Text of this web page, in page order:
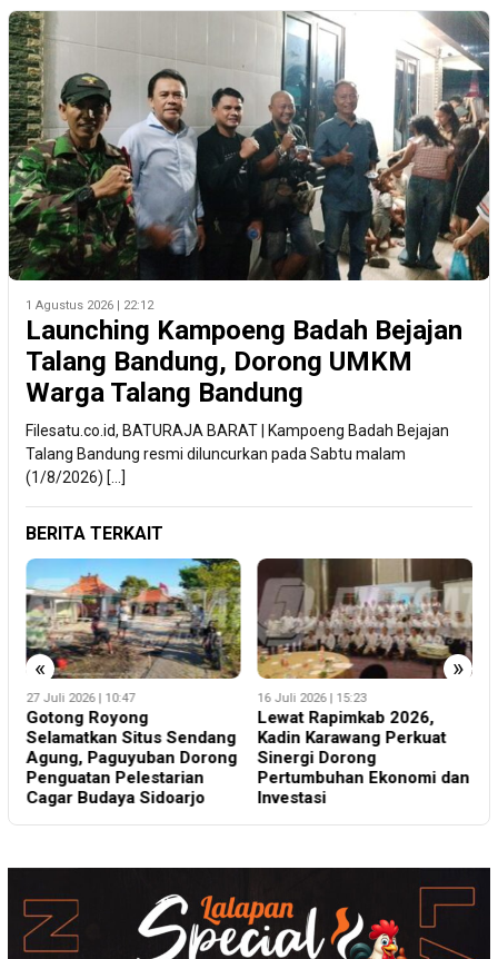
1 Agustus 2026 | 22:12
Launching Kampoeng Badah Bejajan
Talang Bandung, Dorong UMKM
Warga Talang Bandung
Filesatu.co.id, BATURAJA BARAT | Kampoeng Badah Bejajan
Talang Bandung resmi diluncurkan pada Sabtu malam
(1/8/2026) […]
BERITA TERKAIT
« »
16 Juli 2026 | 15:23
Lewat Rapimkab 2026,
Kadin Karawang Perkuat
Sinergi Dorong
Pertumbuhan Ekonomi dan
Investasi
3 Agustus 2026 | 14:30
Massa Aksi Desak Evaluasi
Kadisdik OKU, DPRD Siap
Dorong Pembentukan
Pansus